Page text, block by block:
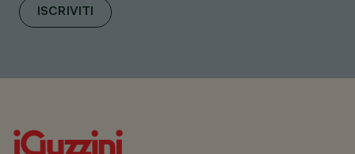
ISCRIVITI